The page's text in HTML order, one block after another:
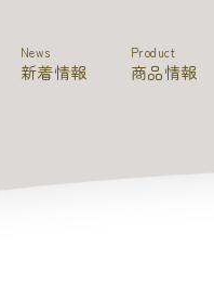
News
新着情報
Product
商品情報